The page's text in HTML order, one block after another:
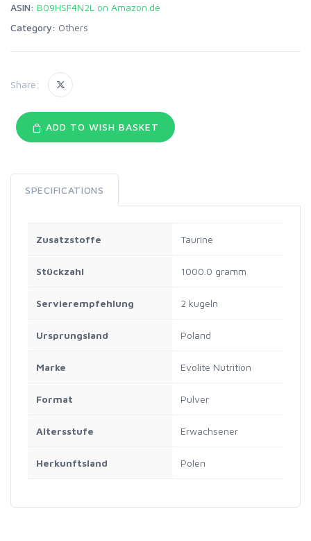
ASIN: B09HSF4N2L on Amazon.de
Category: Others
Share:
ADD TO WISH BASKET
SPECIFICATIONS
Zusatzstoffe ‎Taurine
Stückzahl ‎1000.0 gramm
Servierempfehlung ‎2 kugeln
Ursprungsland ‎Poland
Marke ‎Evolite Nutrition
Format ‎Pulver
Altersstufe ‎Erwachsener
Herkunftsland ‎Polen